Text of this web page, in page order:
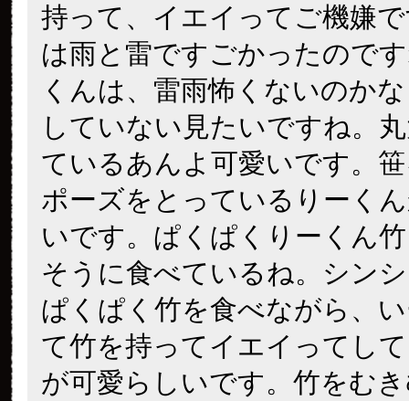
持って、イエイってご機嫌
は雨と雷ですごかったので
くんは、雷雨怖くないのか
していない見たいですね。
ているあんよ可愛いです。
ポーズをとっているりーく
いです。ぱくぱくりーくん
そうに食べているね。シン
ぱくぱく竹を食べながら、
て竹を持ってイエイってし
が可愛らしいです。竹をむ